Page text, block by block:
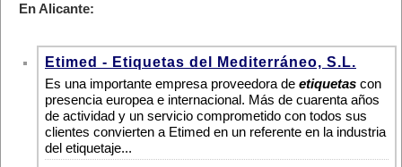
En Alicante:
Etimed - Etiquetas del Mediterráneo, S.L.
Es una importante empresa proveedora de etiquetas con
presencia europea e internacional. Más de cuarenta años
de actividad y un servicio comprometido con todos sus
clientes convierten a Etimed en un referente en la industria
del etiquetaje...